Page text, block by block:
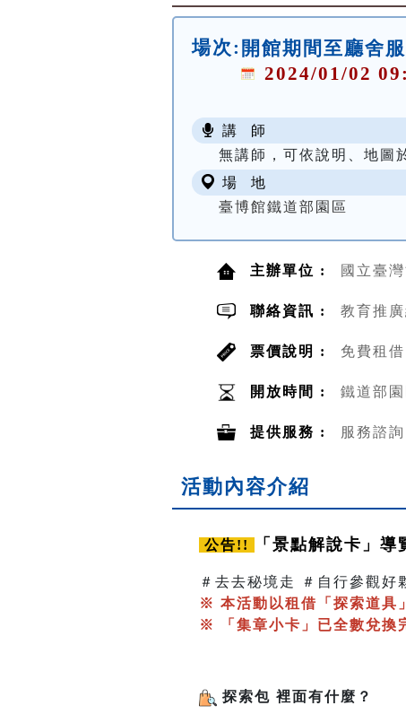
場次: 開館期間至廳舍
2024/01/02
講 師
無講師，可依說明、地圖
場 地
臺博館鐵道部園區
主辦單位 : 國立臺
聯絡資訊 : 教育推
票價說明 : 免費租
開放時間 : 鐵道部
提供服務 : 服務諮詢
活動內容介紹
公告!! 「景點解說卡」導
＃去去秘境走 ＃自行參觀好
※ 本活動以租借「探索道具
※ 「集章小卡」已全數兌換
探索包 裡面有什麼？